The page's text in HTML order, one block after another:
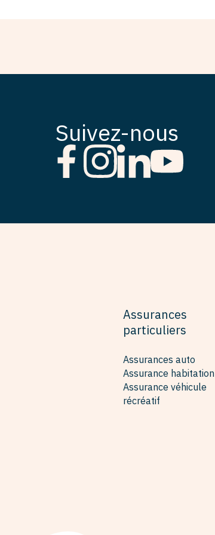
Suivez-nous
Assurances
particuliers
Assurances auto
Assurance habitation
Assurance véhicule
récréatif